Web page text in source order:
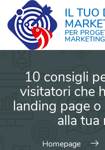
IL TUO
PER
MARKETING
10 consigli
visitatori che
landing page
alla tua
Homepage